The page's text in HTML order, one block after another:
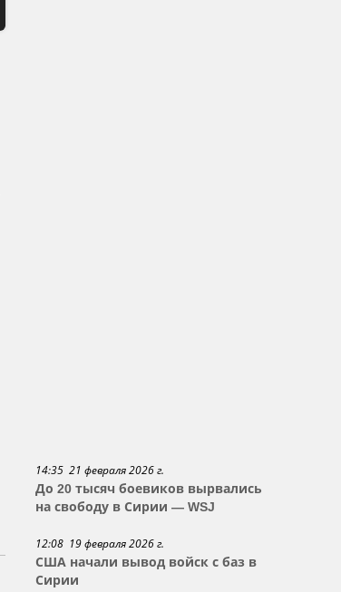
14:35 21 февраля 2026 г.
До 20 тысяч боевиков вырвались
на свободу в Сирии — WSJ
12:08 19 февраля 2026 г.
США начали вывод войск с баз в
Сирии